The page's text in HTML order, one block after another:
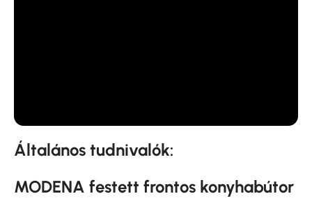
Általános tudnivalók:
MODENA festett frontos konyhabútor